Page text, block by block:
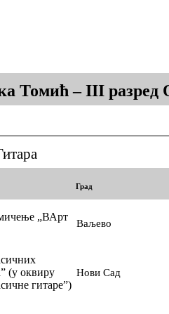
Томић – III
Град
„ВАрт
Ваљево
(у оквиру
гитаре”)
Нови Сад